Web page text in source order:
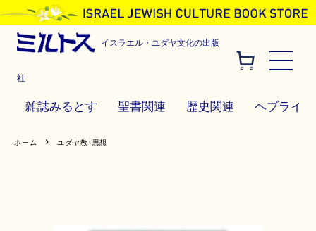
イスラエル・ユダヤ文化の出版
社
雑誌みるとす 聖書関連 歴史関連 ヘブライ
ホーム ユダヤ教･思想